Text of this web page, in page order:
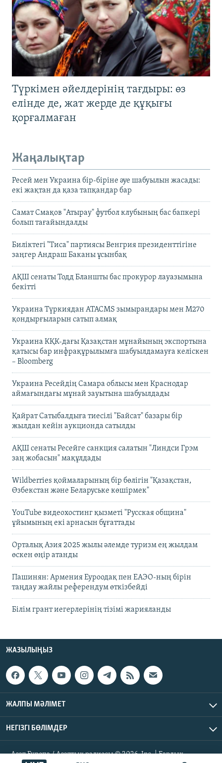
Түркімен әйелдерінің тағдыры: өз
елінде де, жат жерде де құқығы
қорғалмаған
Жаңалықтар
Ресей мен Украина бір-біріне әуе шабуылын жасады:
екі жақтан да қаза тапқандар бар
Самат Смақов "Атырау" футбол клубының бас бапкері
болып тағайындалды
Биліктегі "Тиса" партиясы Венгрия президенттігіне
заңгер Андраш Баканы ұсынбақ
АҚШ сенаты Тодд Бланшты бас прокурор лауазымына
бекітті
Украина Түркиядан ATACMS зымырандары мен M270
қондырғыларын сатып алмақ
Украина КҚК-дағы Қазақстан мұнайының экспортына
қатысы бар инфрақұрылымға шабуылдамауға келіскен
– Bloomberg
Украина Ресейдің Самара облысы мен Краснодар
аймағындағы мұнай зауытына шабуылдады
Қайрат Сатыбалдыға тиесілі "Байсат" базары бір
жылдан кейін аукционда сатылды
АҚШ сенаты Ресейге санкция салатын "Линдси Грэм
заң жобасын" мақұлдады
Wildberries қоймаларының бір бөлігін "Қазақстан,
Өзбекстан және Беларуське көшірмек"
YouTube видеохостинг қызметі "Русская община"
ұйымының екі арнасын бұғаттады
Орталық Азия 2025 жылы әлемде туризм ең жылдам
өскен өңір атанды
Пашинян: Армения Еуроодақ пен ЕАЭО-ның бірін
таңдау жайлы референдум өткізбейді
Білім грант иегерлерінің тізімі жарияланды
ЖАЗЫЛЫҢЫЗ
ЖАЛПЫ МӘЛІМЕТ
НЕГІЗГІ БӨЛІМДЕР
Азат Еуропа / Азаттық радиосы © 2026, Inc. | Барлық